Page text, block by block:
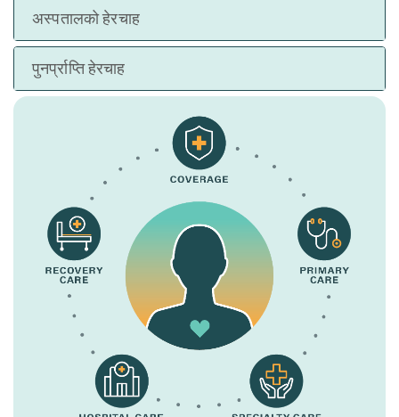
अस्पतालको हेरचाह
पुनर्प्राप्ति हेरचाह